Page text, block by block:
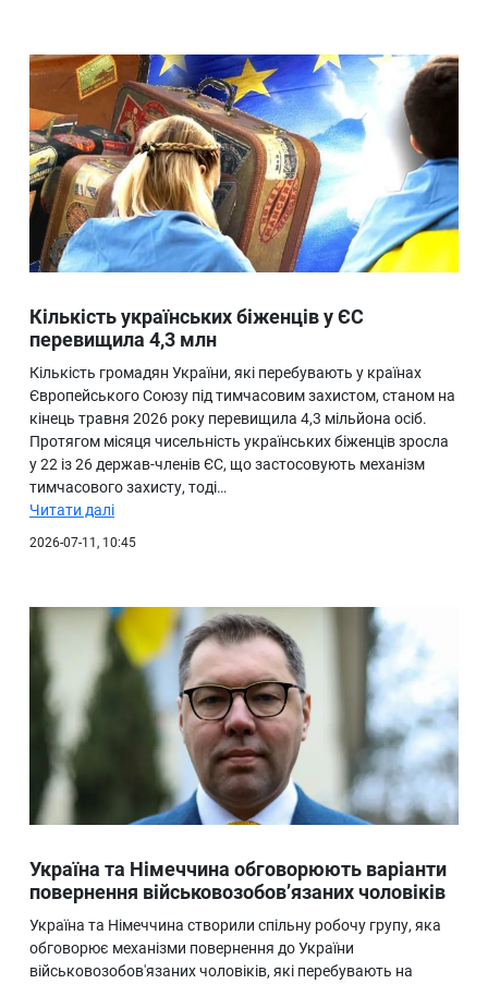
Кількість українських біженців у ЄС
перевищила 4,3 млн
Кількість громадян України, які перебувають у країнах
Європейського Союзу під тимчасовим захистом, станом на
кінець травня 2026 року перевищила 4,3 мільйона осіб.
Протягом місяця чисельність українських біженців зросла
у 22 із 26 держав-членів ЄС, що застосовують механізм
тимчасового захисту, тоді…
Читати далі
2026-07-11, 10:45
Україна та Німеччина обговорюють варіанти
повернення військовозобов’язаних чоловіків
Україна та Німеччина створили спільну робочу групу, яка
обговорює механізми повернення до України
військовозобов'язаних чоловіків, які перебувають на